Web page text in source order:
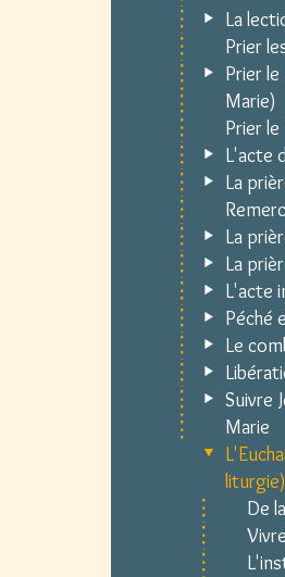
La
Prier
Prier
Marie)
Prier
L'acte
La
La
La
L'acte
Péché
Le
Suivre
Marie
liturgie)
De